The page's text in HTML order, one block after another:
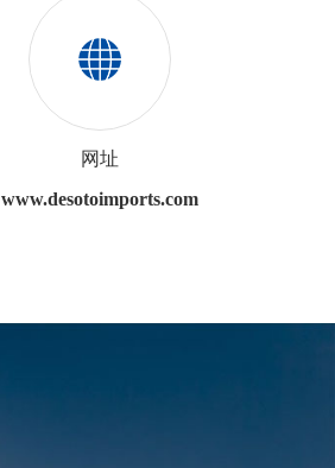
网址
www.desotoimports.com